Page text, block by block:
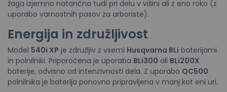
žaga izjemno natančna tudi pri delu v višini ali z eno roko (z
uporabo varnostnih pasov za arboriste).
Energija in združljivost
Model 540i XP je združljiv z vsemi Husqvarna BLi baterijami
in polnilniki. Priporočena je uporaba BLi300 ali BLi200X
baterije, odvisno od intenzivnosti dela. Z uporabo QC500
polnilnika je baterija ponovno pripravljena v manj kot eni uri.